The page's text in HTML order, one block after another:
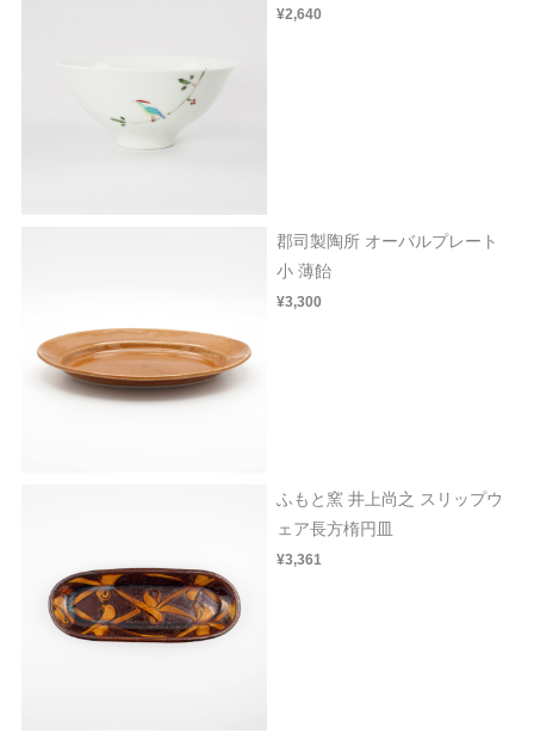
¥2,640
郡司製陶所 オーバルプレート
小 薄飴
¥3,300
ふもと窯 井上尚之 スリップウ
ェア長方楕円皿
¥3,361